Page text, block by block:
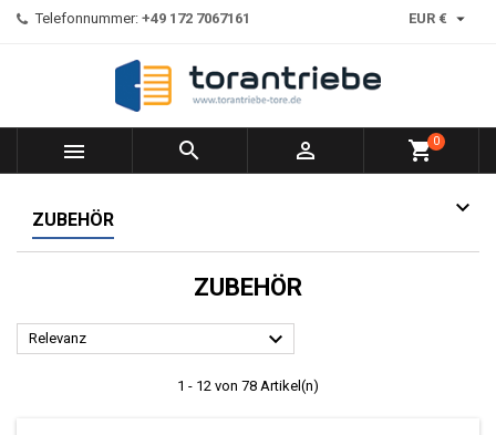
Telefonnummer: +49 172 7067161 EUR € 
   shopping_cart0
ZUBEHÖR
ZUBEHÖR
Relevanz 
1 - 12 von 78 Artikel(n)